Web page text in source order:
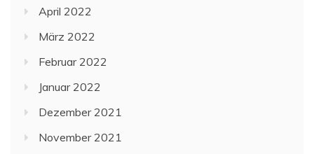
April 2022
März 2022
Februar 2022
Januar 2022
Dezember 2021
November 2021